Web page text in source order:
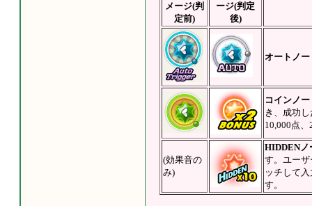
メージ(判
定前)
ージ(判定
後)
オートノー
コインノー
き、成功
10,000点
(効果音の
み)
HIDDENノ
す。ユー
ッチして
す。